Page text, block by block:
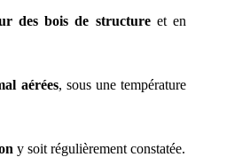
des bois de structureet en
aérées, sous une température
y soit régulièrement constatée.